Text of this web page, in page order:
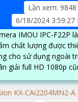
Lần xem: 9848
6/18/2024 3:59:27
IMOU IPC-F22P
chất lượng được
cho sử dụng ngoài trời.
giải full HD 1080p
ngoại thông minh
có...
KX-CAi2204MN2-A